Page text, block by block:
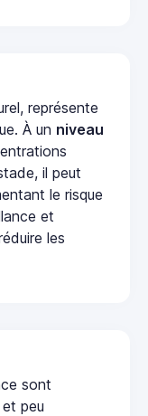
représente
À un niveau
il peut
le risque
et
les
sont
peu